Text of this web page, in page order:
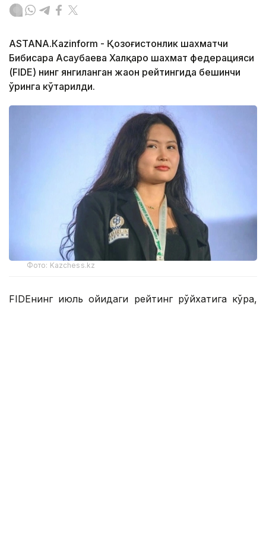
АSTANА.Кazinform - Қозоғистонлик шахматчи
Бибисара Асаубаева Халқаро шахмат федерацияси
(FIDE) нинг янгиланган жаҳон рейтингида бешинчи
ўринга кўтарилди.
Фото: Kazchess.kz
FIDEнинг июль ойидаги рейтинг рўйхатига кўра,